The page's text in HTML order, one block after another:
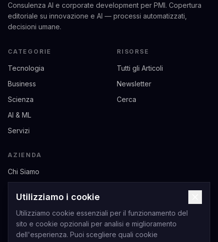
Consulenza AI e corporate development per PMI. Copertura
editoriale su innovazione e AI — processi automatizzati,
decisioni umane.
CATEGORIE
Tecnologia
Business
Scienza
AI & ML
Servizi
RISORSE
Tutti gli Articoli
Newsletter
Cerca
AZIENDA
Chi Siamo
Privacy
Termini di Servizio
Utilizziamo i cookie
Utilizziamo cookie essenziali per il funzionamento del
sito e cookie opzionali per analisi e miglioramento
dell'esperienza. Puoi scegliere quali cookie